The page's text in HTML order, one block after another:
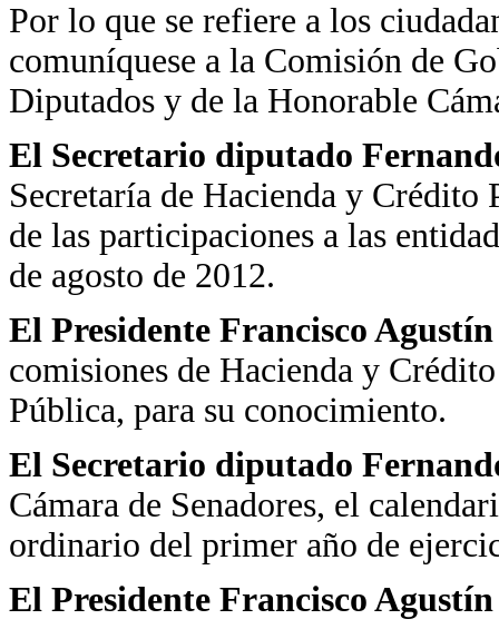
Por lo que se refiere a los
comuníquese a la Comisión de
Diputados y de la Honorable
El Secretario diputado
Secretaría de Hacienda y Crédito
de las participaciones a las
de agosto de 2012.
El Presidente Francisco
comisiones de Hacienda y
Pública, para su conocimiento.
El Secretario diputado
Cámara de Senadores, el
ordinario del primer año de
El Presidente Francisco